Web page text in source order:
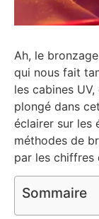
Ah, le
qui nous fait
les cabines
plongé dans
éclairer sur les
méthodes de
par les chiffres
Sommaire